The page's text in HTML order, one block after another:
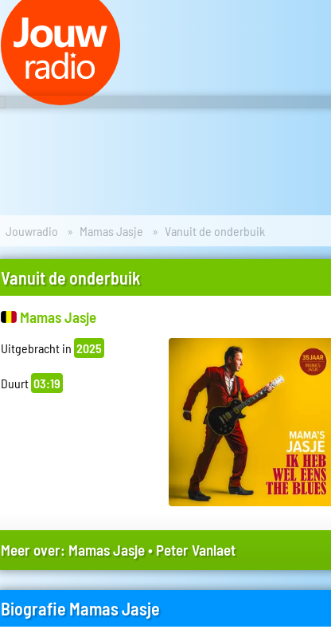
Jouwradio Mamas Jasje Vanuit de onderbuik
Vanuit de onderbuik
Mamas Jasje
Uitgebracht in 2025
Duurt 03:19
Meer over: Mamas Jasje•Peter Vanlaet
Biografie Mamas Jasje